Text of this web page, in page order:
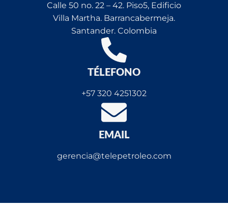
Calle 50 no. 22 – 42. Piso5, Edificio
Villa Martha. Barrancabermeja.
Santander. Colombia
TÉLEFONO
+57 320 4251302
EMAIL
gerencia@telepetroleo.com